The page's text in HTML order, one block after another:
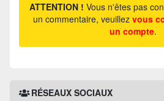
ATTENTION ! Vous n'êtes pas
un commentaire, veuillez vous
un compte.
RÉSEAUX SOCIAUX